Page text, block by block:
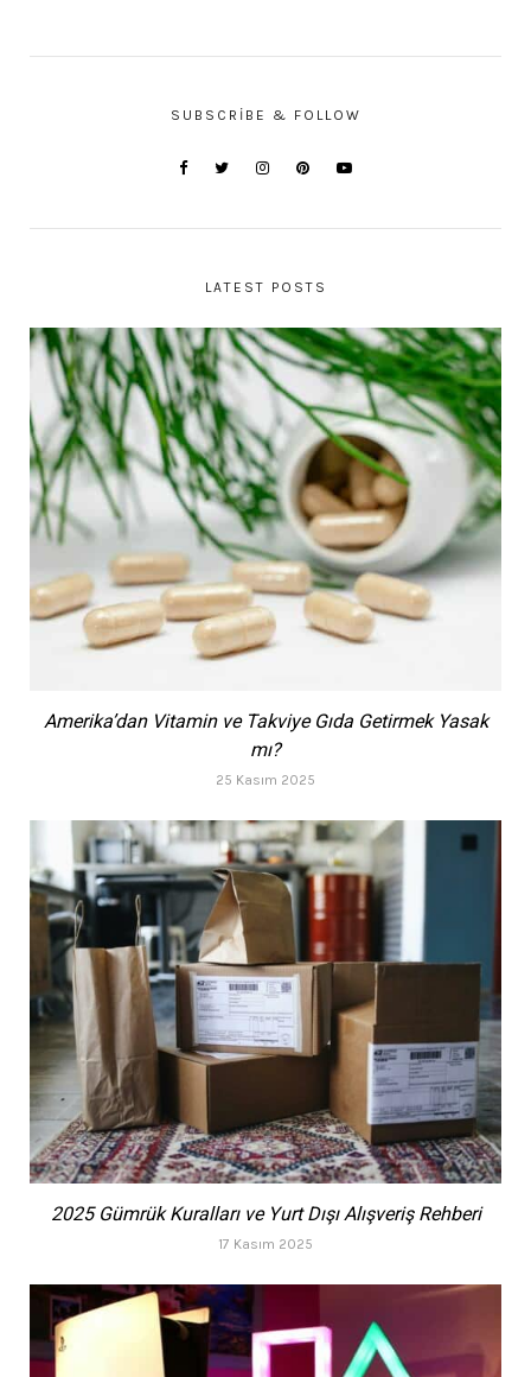
SUBSCRIBE & FOLLOW
LATEST POSTS
Amerika’dan Vitamin ve Takviye Gıda Getirmek Yasak
mı?
25 Kasım 2025
2025 Gümrük Kuralları ve Yurt Dışı Alışveriş Rehberi
17 Kasım 2025